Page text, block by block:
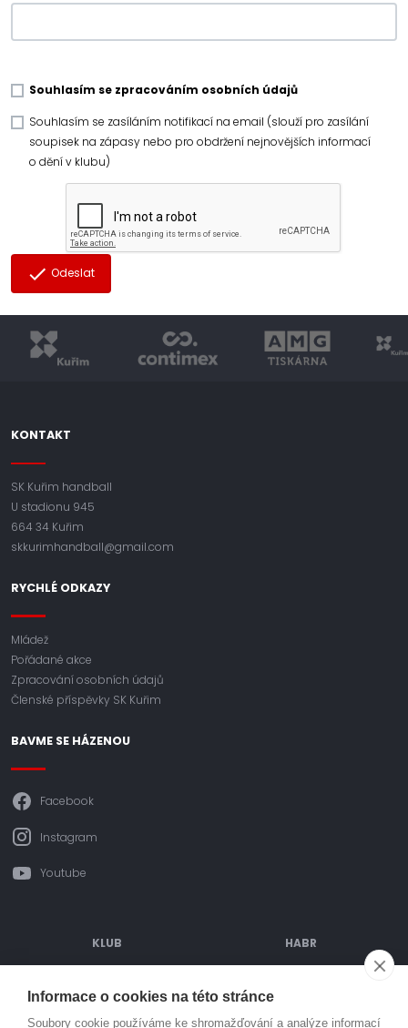
Souhlasím se zpracováním osobních údajů
Souhlasím se zasíláním notifikací na email (slouží pro zasílání
soupisek na zápasy nebo pro obdržení nejnovějších informací
o dění v klubu)
Odeslat
KONTAKT
SK Kuřim handball
U stadionu 945
664 34 Kuřim
skkurimhandball@gmail.com
RYCHLÉ ODKAZY
Mládež
Pořádané akce
Zpracování osobních údajů
Členské příspěvky SK Kuřim
BAVME SE HÁZENOU
Facebook
Instagram
Youtube
KLUB HABR
Informace o cookies na této stránce
Soubory cookie používáme ke shromažďování a analýze informací